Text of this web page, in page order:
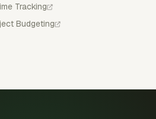
Tracking
Budgeting